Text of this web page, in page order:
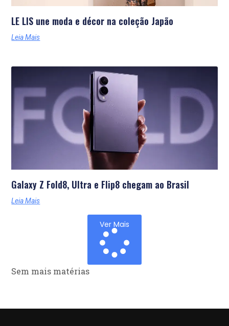
LE LIS une moda e décor na coleção Japão
Leia Mais
Galaxy Z Fold8, Ultra e Flip8 chegam ao Brasil
Leia Mais
Ver Mais
Sem mais matérias